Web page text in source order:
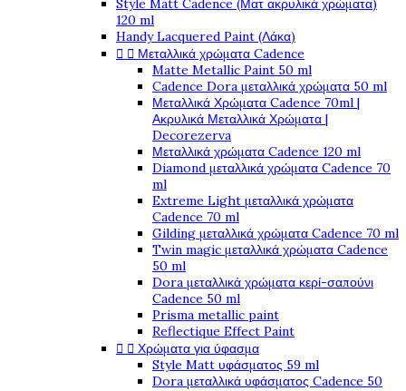
Style Matt Cadence (Ματ ακρυλικά χρώματα)
120 ml
Handy Lacquered Paint (Λάκα)
  Μεταλλικά χρώματα Cadence
Matte Metallic Paint 50 ml
Cadence Dora μεταλλικά χρώματα 50 ml
Μεταλλικά Χρώματα Cadence 70ml |
Ακρυλικά Μεταλλικά Χρώματα |
Decorezerva
Μεταλλικά χρώματα Cadence 120 ml
Diamond μεταλλικά χρώματα Cadence 70
ml
Extreme Light μεταλλικά χρώματα
Cadence 70 ml
Gilding μεταλλικά χρώματα Cadence 70 ml
Twin magic μεταλλικά χρώματα Cadence
50 ml
Dora μεταλλικά χρώματα κερί-σαπούνι
Cadence 50 ml
Prisma metallic paint
Reflectique Effect Paint
  Χρώματα για ύφασμα
Style Matt υφάσματος 59 ml
Dora μεταλλικά υφάσματος Cadence 50